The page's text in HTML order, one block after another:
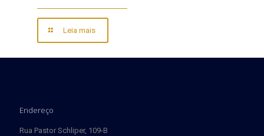
Leia mais
Endereço
Rua Pastor Schliper, 109-B